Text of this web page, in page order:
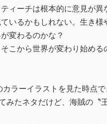
ィーチは根本的に意見が
いるかもしれない。生き
変わるのかな？
こから世界が変わり始める
ラーイラストを見た時点
みたネタだけど、海賊の〝